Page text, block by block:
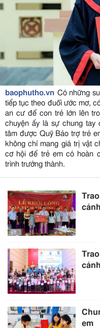
baophutho.vn Có những
tiếp tục theo đuổi ước mơ,
an cư để con trẻ lớn lên
chuyện ấy là sự chung tay
tâm được Quỹ Bảo trợ trẻ
không chỉ mang giá trị vật
cơ hội để trẻ em có hoàn
trình trưởng thành.
em